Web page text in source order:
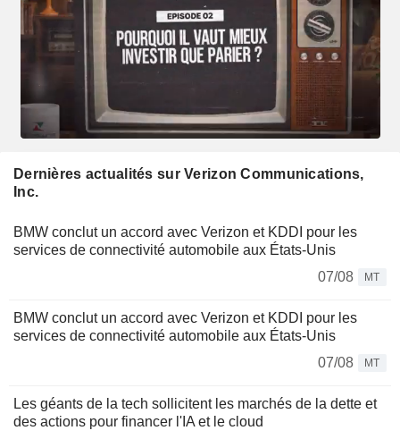
Dernières actualités sur Verizon Communications,
Inc.
BMW conclut un accord avec Verizon et KDDI pour les
services de connectivité automobile aux États-Unis
07/08
MT
BMW conclut un accord avec Verizon et KDDI pour les
services de connectivité automobile aux États-Unis
07/08
MT
Les géants de la tech sollicitent les marchés de la dette et
des actions pour financer l'IA et le cloud